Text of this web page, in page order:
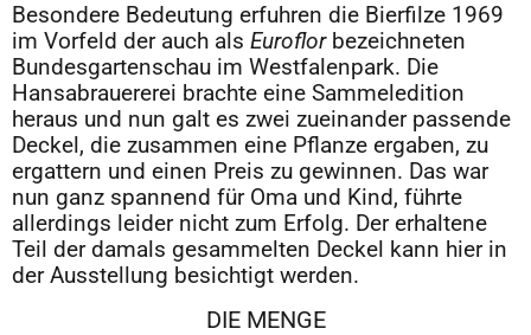
Besondere Bedeutung erfuhren die Bierfilze 1969
im Vorfeld der auch als Euroflorbezeichneten
Bundesgartenschau im Westfalenpark. Die
Hansabrauererei brachte eine Sammeledition
heraus und nun galt es zwei zueinander passende
Deckel, die zusammen eine Pflanze ergaben, zu
ergattern und einen Preis zu gewinnen. Das war
nun ganz spannend für Oma und Kind, führte
allerdings leider nicht zum Erfolg. Der erhaltene
Teil der damals gesammelten Deckel kann hier in
der Ausstellung besichtigt werden.
DIE MENGE